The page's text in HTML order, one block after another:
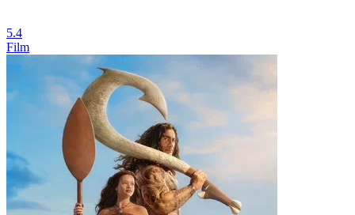
5.4
Film